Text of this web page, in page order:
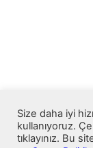
Size daha iyi
kullanıyoruz.
tıklayınız. Bu